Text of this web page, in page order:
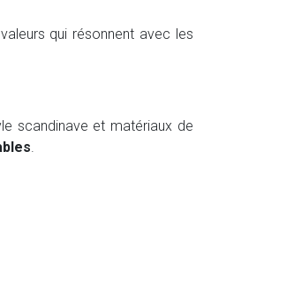
qui résonnent avec les
scandinave et matériaux de